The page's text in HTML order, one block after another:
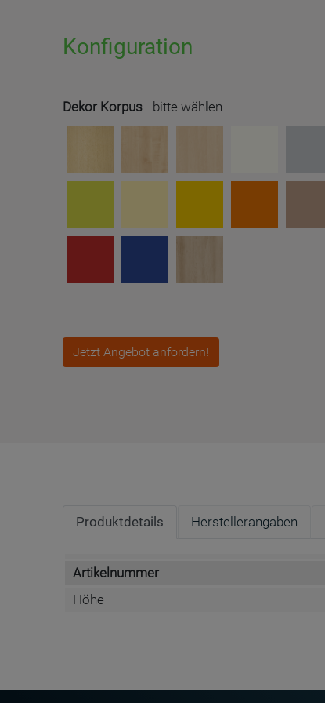
Konfiguration
Dekor Korpus - bitte wählen
Jetzt Angebot anfordern!
Produktdetails Herstellerangaben
Artikelnummer
Höhe
Name